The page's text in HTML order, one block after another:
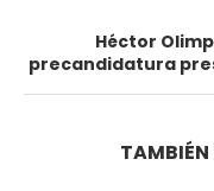
Héctor
precandidatura
TAMBIÉN